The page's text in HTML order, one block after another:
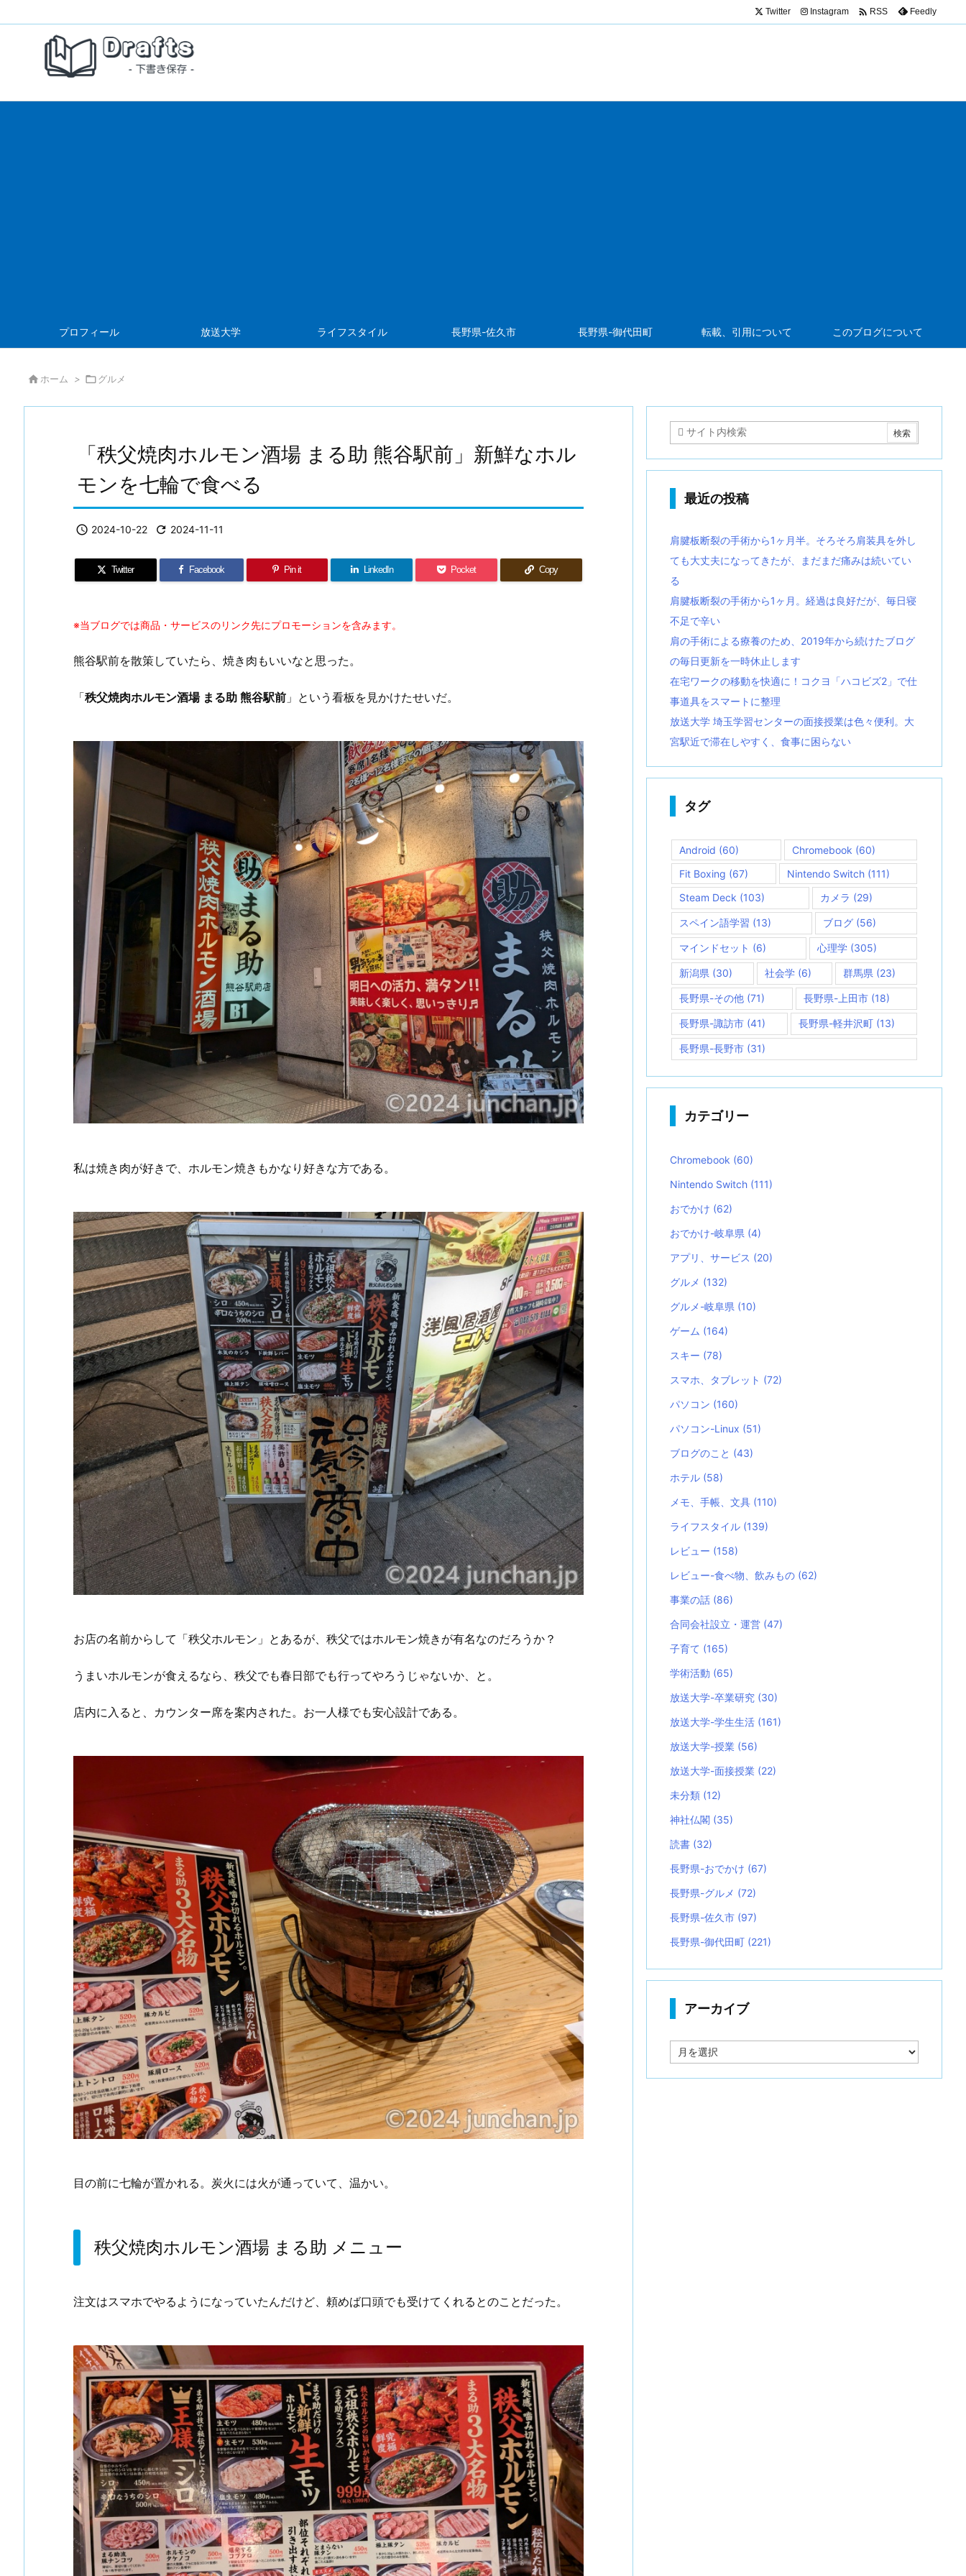
プロフィール 放送大学 ライフスタイル 長野県-佐久市 長野県-御代田町 転載、引用について このブログについて
Twitter Instagram  RSS Feedly
 ホーム > グルメ
「秩父焼肉ホルモン酒場 まる助 熊谷駅前」新鮮なホル
モンを七輪で食べる
 2024-10-22  2024-11-11
Twitter Facebook Pin it LinkedIn Pocket Copy
※当ブログでは商品・サービスのリンク先にプロモーションを含みます。
熊谷駅前を散策していたら、焼き肉もいいなと思った。
「秩父焼肉ホルモン酒場 まる助 熊谷駅前 」という看板を見かけたせいだ。
私は焼き肉が好きで、ホルモン焼きもかなり好きな方である。
お店の名前からして「秩父ホルモン」とあるが、秩父ではホルモン焼きが有名なのだろうか？
うまいホルモンが食えるなら、秩父でも春日部でも行ってやろうじゃないか、と。
店内に入ると、カウンター席を案内された。お一人様でも安心設計である。
目の前に七輪が置かれる。炭火には火が通っていて、温かい。
秩父焼肉ホルモン酒場 まる助 メニュー
注文はスマホでやるようになっていたんだけど、頼めば口頭でも受けてくれるとのことだった。
最近の投稿
肩腱板断裂の手術から1ヶ月半。そろそろ肩装具を外し
ても大丈夫になってきたが、まだまだ痛みは続いてい
る
肩腱板断裂の手術から1ヶ月。経過は良好だが、毎日寝
不足で辛い
肩の手術による療養のため、2019年から続けたブログ
の毎日更新を一時休止します
在宅ワークの移動を快適に！コクヨ「ハコビズ2」で仕
事道具をスマートに整理
放送大学 埼玉学習センターの面接授業は色々便利。大
宮駅近で滞在しやすく、食事に困らない
タグ
Android (60) Chromebook (60)
Fit Boxing (67) Nintendo Switch(111)
Steam Deck (103) カメラ (29)
スペイン語学習 (13) ブログ (56)
マインドセット (6) 心理学 (305)
新潟県 (30) 社会学(6) 群馬県 (23)
長野県-その他 (71) 長野県-上田市(18)
長野県-諏訪市 (41) 長野県-軽井沢町 (13)
長野県-長野市 (31)
カテゴリー
Chromebook (60)
Nintendo Switch (111)
おでかけ (62)
おでかけ-岐阜県 (4)
アプリ、サービス (20)
グルメ (132)
グルメ-岐阜県 (10)
ゲーム (164)
スキー (78)
スマホ、タブレット (72)
パソコン (160)
パソコン-Linux (51)
ブログのこと (43)
ホテル (58)
メモ、手帳、文具 (110)
ライフスタイル (139)
レビュー (158)
レビュー-食べ物、飲みもの (62)
事業の話 (86)
合同会社設立・運営 (47)
子育て (165)
学術活動 (65)
放送大学-卒業研究 (30)
放送大学-学生生活 (161)
放送大学-授業 (56)
放送大学-面接授業 (22)
未分類 (12)
神社仏閣 (35)
読書 (32)
長野県-おでかけ (67)
長野県-グルメ (72)
長野県-佐久市 (97)
長野県-御代田町 (221)
アーカイブ
ー